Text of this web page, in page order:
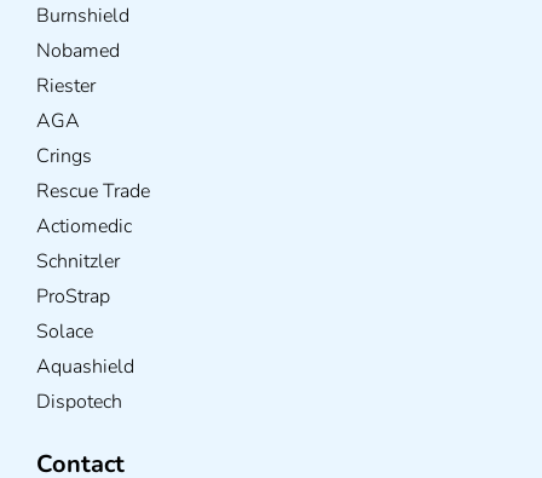
Burnshield
Nobamed
Riester
AGA
Crings
Rescue Trade
Actiomedic
Schnitzler
ProStrap
Solace
Aquashield
Dispotech
Contact